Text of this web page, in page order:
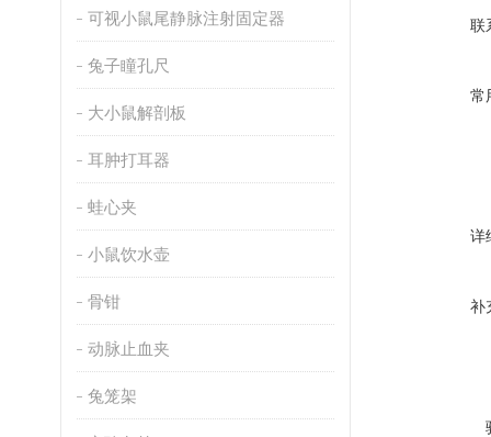
可视小鼠尾静脉注射固定器
兔子瞳孔尺
大小鼠解剖板
耳肿打耳器
蛙心夹
小鼠饮水壶
骨钳
动脉止血夹
兔笼架
联
常
详
补